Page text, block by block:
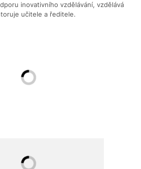
inovativního vzdělávání, vzdělává
učitele a ředitele.